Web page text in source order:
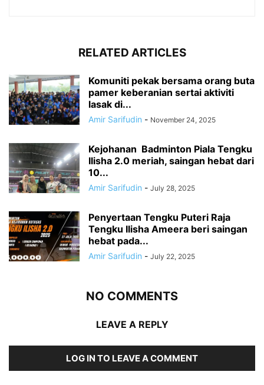
RELATED ARTICLES
Komuniti pekak bersama orang buta
pamer keberanian sertai aktiviti
lasak di...
Amir Sarifudin - November 24, 2025
Kejohanan Badminton Piala Tengku
Ilisha 2.0 meriah, saingan hebat dari
10...
Amir Sarifudin - July 28, 2025
Penyertaan Tengku Puteri Raja
Tengku Ilisha Ameera beri saingan
hebat pada...
Amir Sarifudin - July 22, 2025
NO COMMENTS
LEAVE A REPLY
LOG IN TO LEAVE A COMMENT